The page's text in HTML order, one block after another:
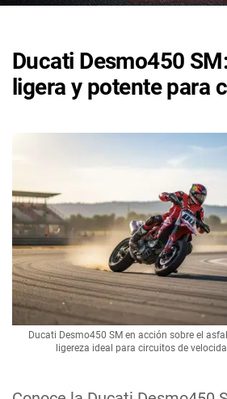
Ducati Desmo450
ligera y potente para
Ducati Desmo450 SM en acción sobre el
ligereza ideal para circuitos de